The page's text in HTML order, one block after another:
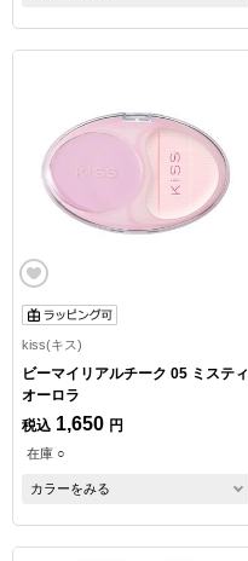
kiss(キス)
ビーマイリアルチーク 05 ミスティ
オーロラ
税込 1,650 円
在庫 ○
カラーをみる